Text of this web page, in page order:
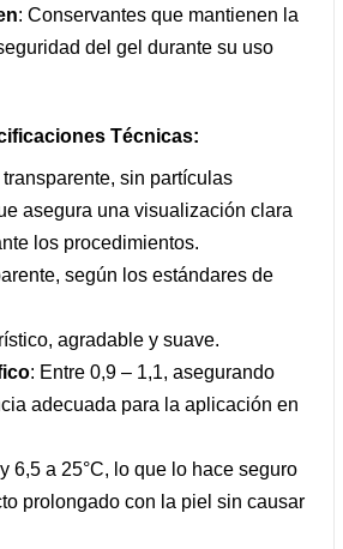
: Conservantes que mantienen la
del gel durante su uso
Técnicas:
transparente, sin partículas
asegura una visualización clara
los procedimientos.
según los estándares de
agradable y suave.
: Entre 0,9 – 1,1, asegurando
adecuada para la aplicación en
6,5 a 25°C, lo que lo hace seguro
prolongado con la piel sin causar